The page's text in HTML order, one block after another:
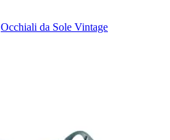
Occhiali da Sole Vintage